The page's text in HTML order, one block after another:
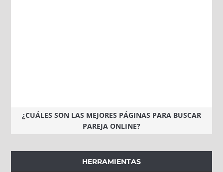
¿CUÁLES SON LAS MEJORES PÁGINAS PARA BUSCAR
PAREJA ONLINE?
HERRAMIENTAS